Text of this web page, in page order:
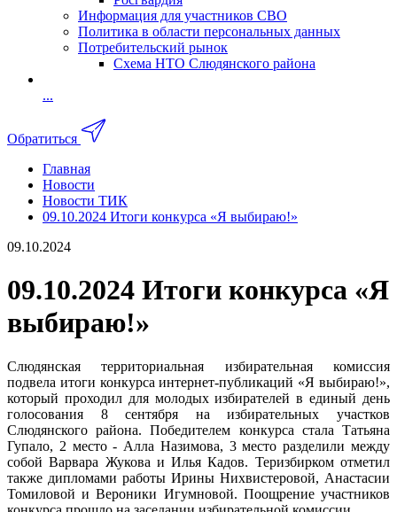
Информация для участников СВО
Политика в области персональных данных
Потребительский рынок
Схема НТО Слюдянского района
...
Обратиться
Главная
Новости
Новости ТИК
09.10.2024 Итоги конкурса «Я выбираю!»
09.10.2024
09.10.2024 Итоги конкурса «Я
выбираю!»
Слюдянская территориальная избирательная комиссия
подвела итоги конкурса интернет-публикаций «Я выбираю!»,
который проходил для молодых избирателей в единый день
голосования 8 сентября на избирательных участков
Слюдянского района. Победителем конкурса стала Татьяна
Гупало, 2 место - Алла Назимова, 3 место разделили между
собой Варвара Жукова и Илья Кадов. Теризбирком отметил
также дипломами работы Ирины Нихвистеровой, Анастасии
Томиловой и Вероники Игумновой. Поощрение участников